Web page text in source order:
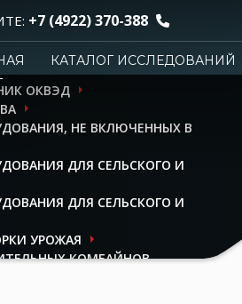
+7 (4922) 370-388
КАТАЛОГ ИССЛЕДОВАНИЙ
ОКВЭД
НЕ ВКЛЮЧЕННЫХ В
ДЛЯ СЕЛЬСКОГО И
ДЛЯ СЕЛЬСКОГО И
УРОЖАЯ
КОМБАЙНОВ